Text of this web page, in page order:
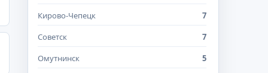
Кирово-Чепецк
7
Советск
7
Омутнинск
5